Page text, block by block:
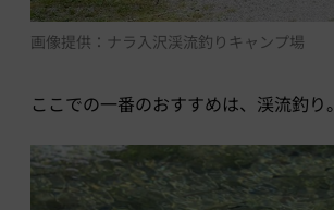
画像提供：ナラ入沢渓流釣りキャンプ場
ここでの一番のおすすめは、渓流釣り。